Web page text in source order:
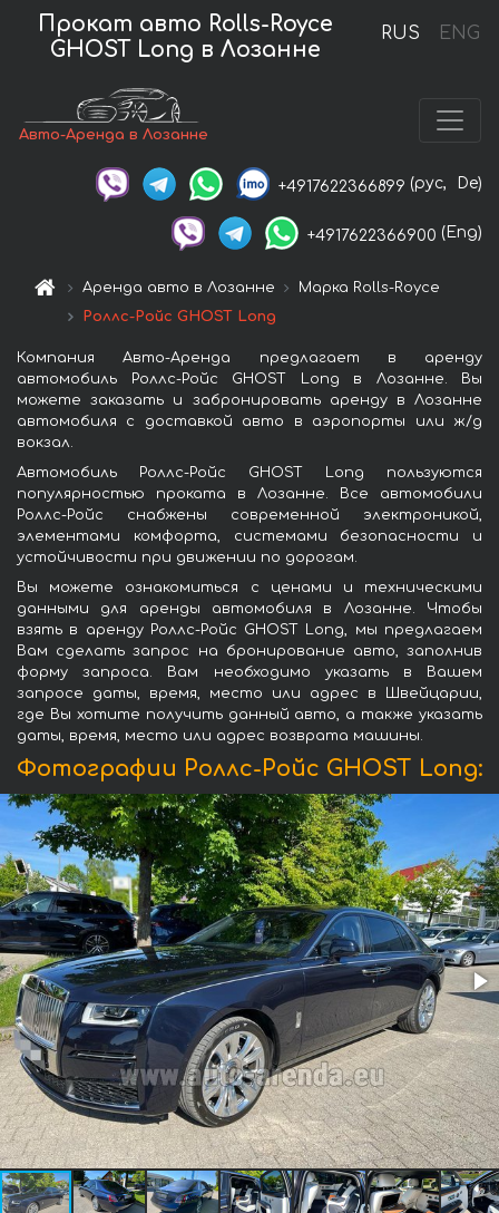
RUS ENG
Прокат авто Rolls-Royce
GHOST Long в Лозанне
Авто-Аренда в Лозанне
+4917622366899 (рус, De)
+4917622366900 (Eng)
Аренда авто в Лозанне
Марка Rolls-Royce
Роллс-Ройс GHOST Long
Компания Авто-Аренда предлагает в аренду
автомобиль Роллс-Ройс GHOST Long в Лозанне. Вы
можете заказать и забронировать аренду в Лозанне
автомобиля с доставкой авто в аэропорты или ж/д
вокзал.
Автомобиль Роллс-Ройс GHOST Long пользуются
популярностью проката в Лозанне. Все автомобили
Роллс-Ройс снабжены современной электроникой,
элементами комфорта, системами безопасности и
устойчивости при движении по дорогам.
Вы можете ознакомиться с ценами и техническими
данными для аренды автомобиля в Лозанне. Чтобы
взять в аренду Роллс-Ройс GHOST Long, мы предлагаем
Вам сделать запрос на бронирование авто, заполнив
форму запроса. Вам необходимо указать в Вашем
запросе даты, время, место или адрес в Швейцарии,
где Вы хотите получить данный авто, а также указать
даты, время, место или адрес возврата машины.
Фотографии Роллс-Ройс GHOST Long: